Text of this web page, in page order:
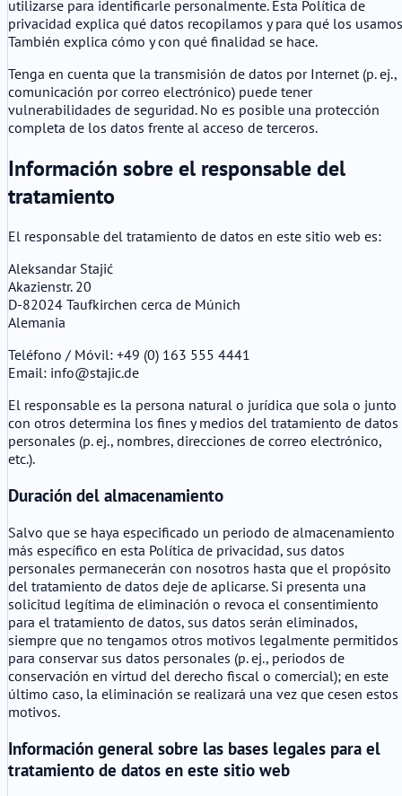
utilizarse para identificarle personalmente. Esta Política de
privacidad explica qué datos recopilamos y para qué los
También explica cómo y con qué finalidad se hace.
Tenga en cuenta que la transmisión de datos por Internet (p. ej.,
comunicación por correo electrónico) puede tener
vulnerabilidades de seguridad. No es posible una protección
completa de los datos frente al acceso de terceros.
Información sobre el responsable del
tratamiento
El responsable del tratamiento de datos en este sitio web es:
Aleksandar Stajić
Akazienstr. 20
D-82024 Taufkirchen cerca de Múnich
Alemania
Teléfono / Móvil: +49 (0) 163 555 4441
Email: info@stajic.de
El responsable es la persona natural o jurídica que sola o junto
con otros determina los fines y medios del tratamiento de datos
personales (p. ej., nombres, direcciones de correo electrónico,
etc.).
Duración del almacenamiento
Salvo que se haya especificado un periodo de almacenamiento
más específico en esta Política de privacidad, sus datos
personales permanecerán con nosotros hasta que el propósito
del tratamiento de datos deje de aplicarse. Si presenta una
solicitud legítima de eliminación o revoca el consentimiento
para el tratamiento de datos, sus datos serán eliminados,
siempre que no tengamos otros motivos legalmente permitidos
para conservar sus datos personales (p. ej., periodos de
conservación en virtud del derecho fiscal o comercial); en este
último caso, la eliminación se realizará una vez que cesen estos
motivos.
Información general sobre las bases legales para el
tratamiento de datos en este sitio web